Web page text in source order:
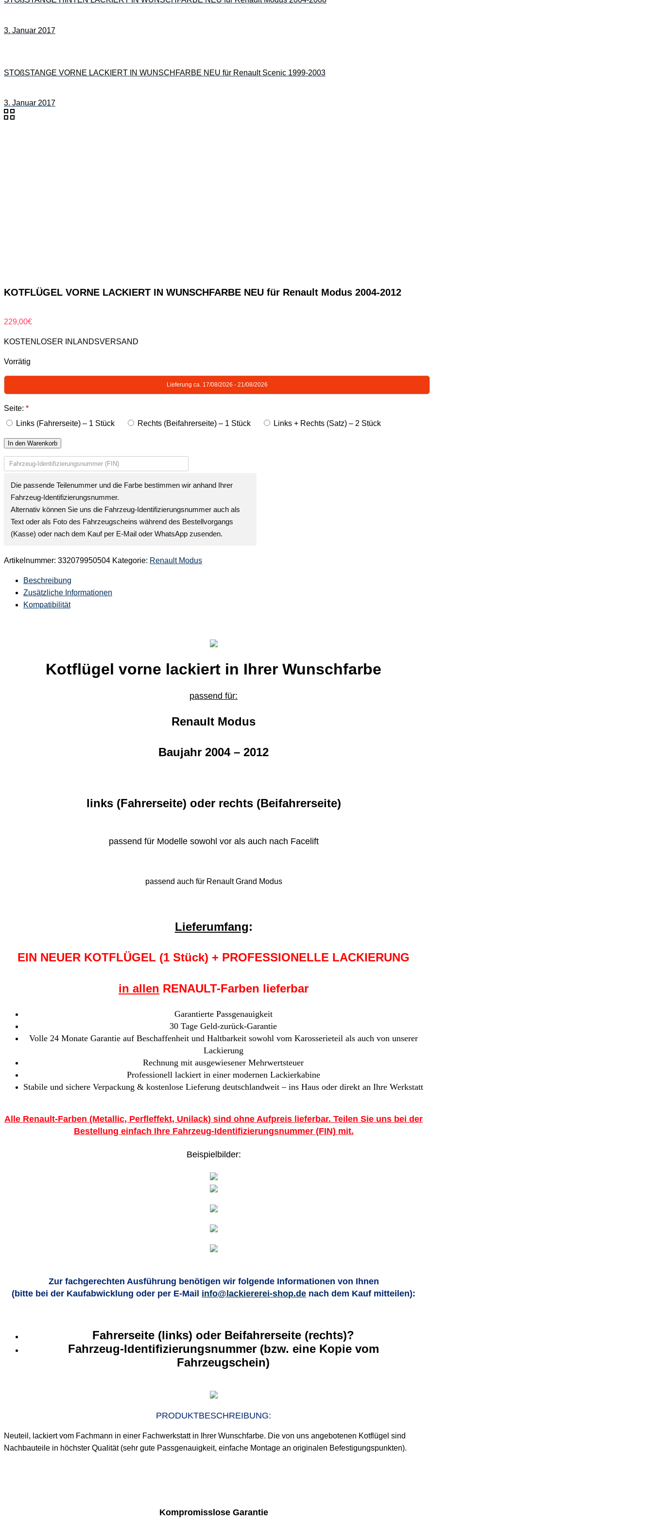
3. Januar 2017
STOßSTANGE VORNE LACKIERT IN WUNSCHFARBE NEU für Renault Scenic 1999-2003
3. Januar 2017
KOTFLÜGEL VORNE LACKIERT IN WUNSCHFARBE NEU für Renault Modus 2004-2012
229,00€
KOSTENLOSER INLANDSVERSAND
Vorrätig
Lieferung ca. 17/08/2026 - 21/08/2026
Seite: *
Links (Fahrerseite) – 1 Stück
Rechts (Beifahrerseite) – 1 Stück Links + Rechts (Satz) – 2 Stück
In den Warenkorb
Die passende Teilenummer und die Farbe bestimmen wir anhand Ihrer
Fahrzeug-Identifizierungsnummer.
Alternativ können Sie uns die Fahrzeug-Identifizierungsnummer auch als
Text oder als Foto des Fahrzeugscheins während des Bestellvorgangs
(Kasse) oder nach dem Kauf per E-Mail oder WhatsApp zusenden.
Artikelnummer: 332079950504 Kategorie: Renault Modus
Beschreibung
Zusätzliche Informationen
Kompatibilität
Kotflügel vorne lackiert in Ihrer Wunschfarbe
passend für:
Renault Modus
Baujahr 2004 – 2012
links (Fahrerseite) oder rechts (Beifahrerseite)
passend für Modelle sowohl vor als auch nach Facelift
passend auch für Renault Grand Modus
Lieferumfang:
EIN NEUER KOTFLÜGEL (1 Stück) + PROFESSIONELLE LACKIERUNG
in allen RENAULT-Farben lieferbar
Garantierte Passgenauigkeit
30 Tage Geld-zurück-Garantie
Volle 24 Monate Garantie auf Beschaffenheit und Haltbarkeit sowohl vom Karosserieteil als auch von unserer
Lackierung
Rechnung mit ausgewiesener Mehrwertsteuer
Professionell lackiert in einer modernen Lackierkabine
Stabile und sichere Verpackung & kostenlose Lieferung deutschlandweit – ins Haus oder direkt an Ihre Werkstatt
Alle Renault-Farben (Metallic, Perfleffekt, Unilack) sind ohne Aufpreis lieferbar. Teilen Sie uns bei der
Bestellung einfach Ihre Fahrzeug-Identifizierungsnummer (FIN) mit.
Beispielbilder:
Zur fachgerechten Ausführung benötigen wir folgende Informationen von Ihnen
(bitte bei der Kaufabwicklung oder per E-Mail info@lackiererei-shop.de nach dem Kauf mitteilen):
Fahrerseite (links) oder Beifahrerseite (rechts)?
Fahrzeug-Identifizierungsnummer (bzw. eine Kopie vom
Fahrzeugschein)
PRODUKTBESCHREIBUNG:
Neuteil, lackiert vom Fachmann in einer Fachwerkstatt in Ihrer Wunschfarbe. Die von uns angebotenen Kotflügel sind
Nachbauteile in höchster Qualität (sehr gute Passgenauigkeit, einfache Montage an originalen Befestigungspunkten).
Kompromisslose Garantie